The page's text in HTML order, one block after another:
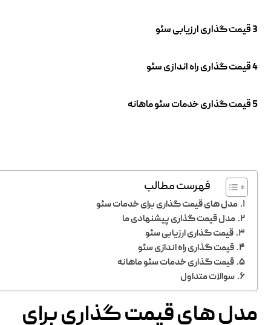
3 قیمت گذاری ارزیابی سئو
4 قیمت گذاری راه اندازی سئو
5 قیمت گذاری خدمات سئو ماهانه
فهرست مطالب
مدل های قیمت گذاری برای خدمات سئو
مدل قیمت گذاری پیشنهادی ما
قیمت گذاری ارزیابی سئو
قیمت گذاری راه اندازی سئو
قیمت گذاری خدمات سئو ماهانه
سوالات متداول
مدل های قیمت گذاری برای